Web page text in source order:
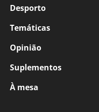
Desporto
Temáticas
Opinião
Suplementos
À mesa